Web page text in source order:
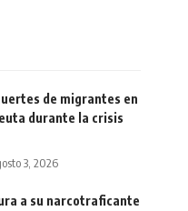
de migrantes en
durante la crisis
3, 2026
a su narcotraficante